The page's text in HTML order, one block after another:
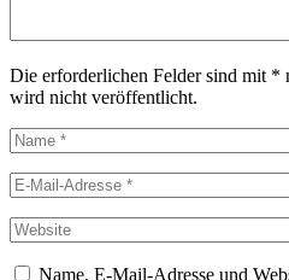
Die erforderlichen Felder sind mit *
wird nicht veröffentlicht.
Name, E-Mail-Adresse und